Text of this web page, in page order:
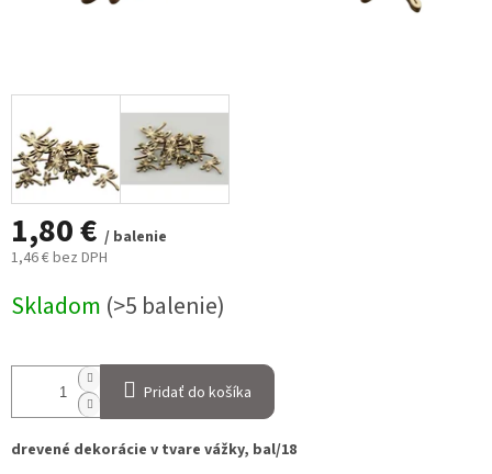
1,80 € / balenie
1,46 € bez DPH
cena:
Skladom (>5 balenie)
Pridať do košíka
drevené dekorácie v tvare vážky, bal/18